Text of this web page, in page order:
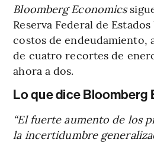
Bloomberg Economics
Reserva Federal de
costos de endeudamiento,
de cuatro recortes de
ahora a dos.
Lo que dice Bloomberg
“El fuerte aumento de los
la incertidumbre